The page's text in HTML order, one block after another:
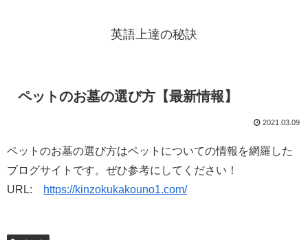
英語上達の秘訣
ペットのお墓の選び方【最新情報】
2021.03.09
ペットのお墓の選び方はペットについての情報を網羅した
ブログサイトです。ぜひ参考にしてください！
URL:
https://kinzokukakouno1.com/